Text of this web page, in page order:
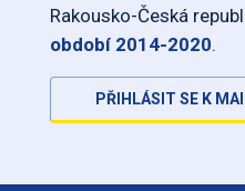
Rakousko-Česká
období 2014-2020.
PŘIHLÁSIT SE K